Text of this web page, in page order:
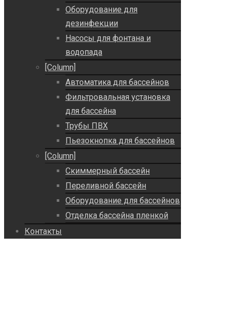
Оборудование для
дезинфекции
Насосы для фонтана и
водопада
[Column]
Автоматика для бассейнов
Фильтровальная установка
для бассейна
Трубы ПВХ
Пьезокнопка для бассейнов
[Column]
Скиммерный бассейн
Переливной бассейн
Оборудование для бассейнов
Отделка бассейна пленкой
Контакты